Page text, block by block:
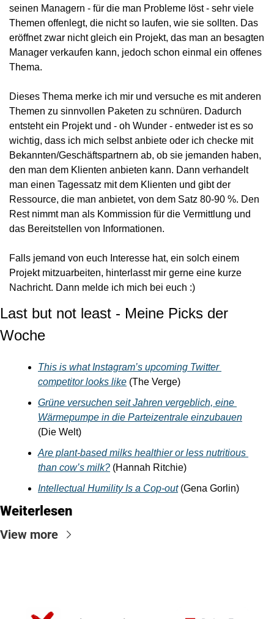
seinen Managern - für die man Probleme löst - sehr viele
Themen offenlegt, die nicht so laufen, wie sie sollten. Das
eröffnet zwar nicht gleich ein Projekt, das man an besagten
Manager verkaufen kann, jedoch schon einmal ein offenes
Thema.
Dieses Thema merke ich mir und versuche es mit anderen
Themen zu sinnvollen Paketen zu schnüren. Dadurch
entsteht ein Projekt und - oh Wunder - entweder ist es so
wichtig, dass ich mich selbst anbiete oder ich checke mit
Bekannten/Geschäftspartnern ab, ob sie jemanden haben,
den man dem Klienten anbieten kann. Dann verhandelt
man einen Tagessatz mit dem Klienten und gibt der
Ressource, die man anbietet, von dem Satz 80-90 %. Den
Rest nimmt man als Kommission für die Vermittlung und
das Bereitstellen von Informationen.
Falls jemand von euch Interesse hat, ein solch einem
Projekt mitzuarbeiten, hinterlasst mir gerne eine kurze
Nachricht. Dann melde ich mich bei euch :)
Last but not least - Meine Picks der
Woche
This is what Instagram’s upcoming Twitter
competitor looks like (The Verge)
Grüne versuchen seit Jahren vergeblich, eine
Wärmepumpe in die Parteizentrale einzubauen
(Die Welt)
Are plant-based milks healthier or less nutritious
than cow’s milk? (Hannah Ritchie)
Intellectual Humility Is a Cop-out (Gena Gorlin)
Weiterlesen
View more